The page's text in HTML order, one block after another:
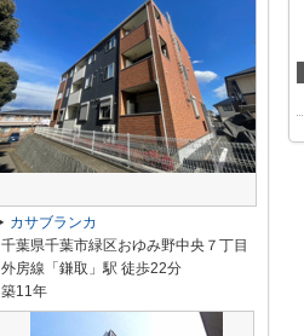
カサブランカ
千葉県千葉市緑区おゆみ野中央７丁目
外房線「鎌取」駅 徒歩22分
築11年